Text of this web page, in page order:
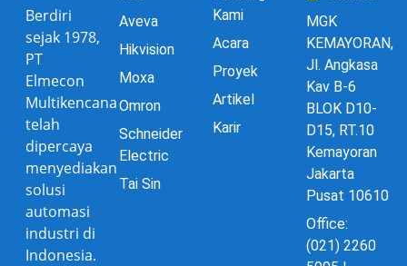
Berdiri
sejak 1978,
PT
Elmecon
Multikencana
telah
dipercaya
menyediakan
solusi
automasi
industri di
Indonesia.
Aveva
Hikvision
Moxa
Omron
Schneider
Electric
Tai Sin
Kami
Acara
Proyek
Artikel
Karir
MGK
KEMAYORAN,
Jl. Angkasa
Kav B-6
BLOK D10-
D15, RT.10
Kemayoran
Jakarta
Pusat 10610
Office:
(021) 2260